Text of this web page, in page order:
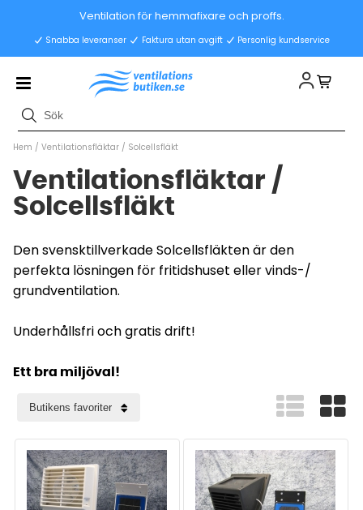
Ventilation för hemmafixare och proffs.
Snabba leveranser Faktura utan avgift Personlig kundservice
Hem / Ventilationsfläktar / Solcellsfläkt
Ventilationsfläktar /
Solcellsfläkt
Den svensktillverkade Solcellsfläkten är den
perfekta lösningen för fritidshuset eller vinds-/
grundventilation.
Underhållsfri och gratis drift!
Ett bra miljöval!